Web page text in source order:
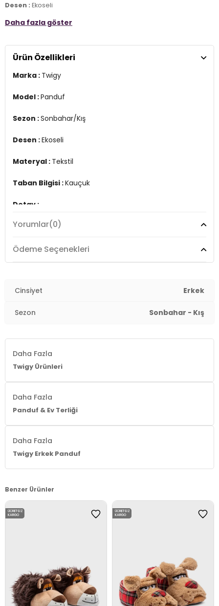
Desen : Ekoseli
Materyal :Tekstil
Detay :
zararlı maddeler bulunmamaktadır.
YERLİ ÜRETİM
3DK1CC0312.55
Daha fazla göster
Ürün Özellikleri
Marka : Twigy
Model :Panduf
Sezon :Sonbahar/Kış
Desen :Ekoseli
Materyal : Tekstil
Taban Bilgisi :Kauçuk
Detay :
ve sağlığa zararlı maddeler bulunmamaktadır.
YERLİ ÜRETİM
Yorumlar(0)
Ödeme Seçenekleri
Cinsiyet Erkek
Sezon Sonbahar - Kış
Daha Fazla
Twigy Ürünleri
Daha Fazla
Panduf & Ev Terliği
Daha Fazla
Twigy Erkek Panduf
Benzer Ürünler
ÜCRETSIZ
KARGO
ÜCRETSIZ
KARGO